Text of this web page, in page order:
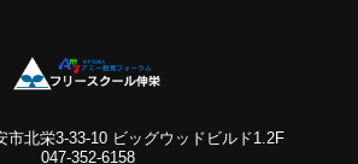
市北栄3-33-10 ビッグウッドビルド1.2F
047-352-6158